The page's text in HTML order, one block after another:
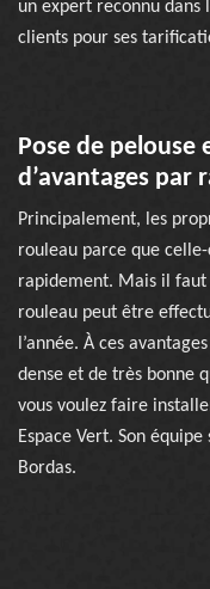
un expert reconnu dans
clients pour ses
Pose de
d’avantages par
Principalement, les
rouleau parce que
rapidement. Mais il faut
rouleau peut être
l’année. À ces
dense et de très bonne
vous voulez faire
Espace Vert. Son
Bordas.